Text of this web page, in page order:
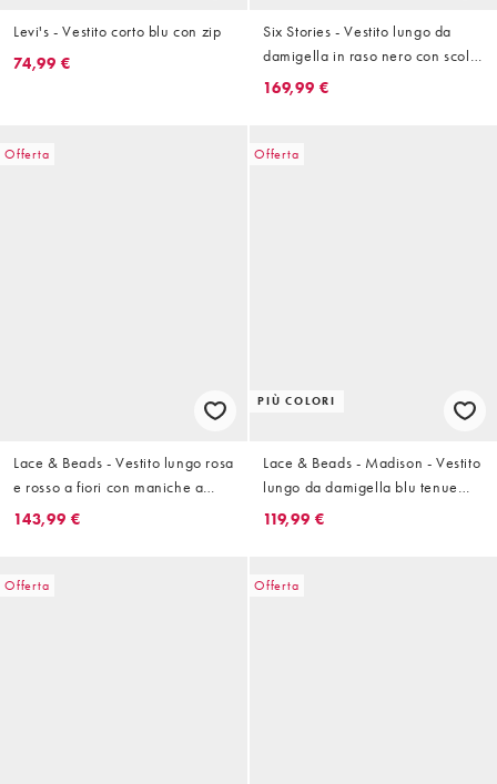
Levi's - Vestito corto blu con zip
74,99 €
Six Stories - Vestito lungo da
damigella in raso nero con scollo
ad anello asimmetrico
169,99 €
Offerta
Lace & Beads - Vestito lungo rosa
e rosso a fiori con maniche a
campana trasparenti e scollo a V
143,99 €
Offerta
PIÙ COLORI
Lace & Beads - Madison - Vestito
lungo da damigella blu tenue
con scollo profondo e maniche
119,99 €
Offerta Offerta